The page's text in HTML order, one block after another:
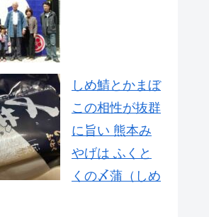
しめ鯖とかまぼ
この相性が抜群
に旨い 熊本み
やげは ふくと
くの〆蒲（しめ